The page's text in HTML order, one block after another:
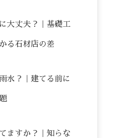
大丈夫？｜基礎工
る石材店の差
水？｜建てる前に
ますか？｜知らな